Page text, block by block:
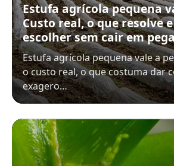
Estufa agrícola pequena
Custo real, o que resolve
escolher sem cair em
Estufa agrícola pequena vale a
o custo real, o que costuma dar
exagero…